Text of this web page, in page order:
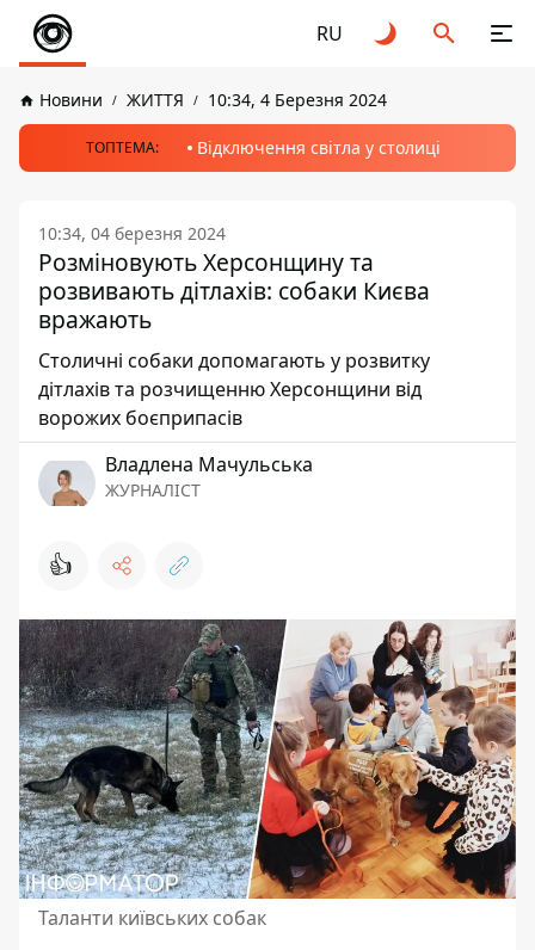
RU
Новини ЖИТТЯ 10:34, 4 Березня 2024
ТОПТЕМА: Відключення світла у столиці
10:34, 04 березня 2024
Розміновують Херсонщину та
розвивають дітлахів: собаки Києва
вражають
Столичні собаки допомагають у розвитку
дітлахів та розчищенню Херсонщини від
ворожих боєприпасів
Владлена Мачульська
ЖУРНАЛІСТ
👍
Таланти київських собак